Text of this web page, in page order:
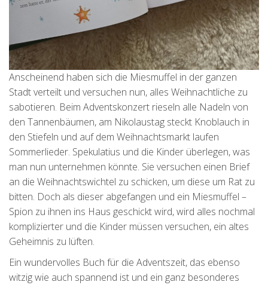
Anscheinend haben sich die Miesmuffel in der ganzen
Stadt verteilt und versuchen nun, alles Weihnachtliche zu
sabotieren. Beim Adventskonzert rieseln alle Nadeln von
den Tannenbäumen, am Nikolaustag steckt Knoblauch in
den Stiefeln und auf dem Weihnachtsmarkt laufen
Sommerlieder. Spekulatius und die Kinder überlegen, was
man nun unternehmen könnte. Sie versuchen einen Brief
an die Weihnachtswichtel zu schicken, um diese um Rat zu
bitten. Doch als dieser abgefangen und ein Miesmuffel –
Spion zu ihnen ins Haus geschickt wird, wird alles nochmal
komplizierter und die Kinder müssen versuchen, ein altes
Geheimnis zu lüften.
Ein wundervolles Buch für die Adventszeit, das ebenso
witzig wie auch spannend ist und ein ganz besonderes